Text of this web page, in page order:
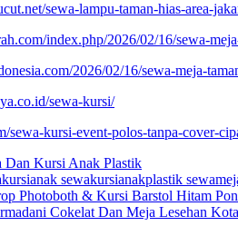
sewa-lampu-taman-hias-area-
index.php/2026/02/16/sewa-
2026/02/16/sewa-meja-
sewa-kursi/
sewa-kursi-event-polos-tanpa-cover-
Dan Kursi Anak Plastik
sewakursianakplastik
Photoboth & Kursi Barstol Hitam
Cokelat Dan Meja Lesehan